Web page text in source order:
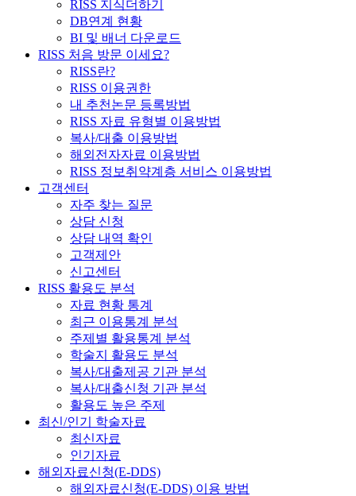
RISS 지식더하기
DB연계 현황
BI 및 배너 다운로드
RISS 처음 방문 이세요?
RISS란?
RISS 이용권한
내 추천논문 등록방법
RISS 자료 유형별 이용방법
복사/대출 이용방법
해외전자자료 이용방법
RISS 정보취약계층 서비스 이용방법
고객센터
자주 찾는 질문
상담 신청
상담 내역 확인
고객제안
신고센터
RISS 활용도 분석
자료 현황 통계
최근 이용통계 분석
주제별 활용통계 분석
학술지 활용도 분석
복사/대출제공 기관 분석
복사/대출신청 기관 분석
활용도 높은 주제
최신/인기 학술자료
최신자료
인기자료
해외자료신청(E-DDS)
해외자료신청(E-DDS) 이용 방법